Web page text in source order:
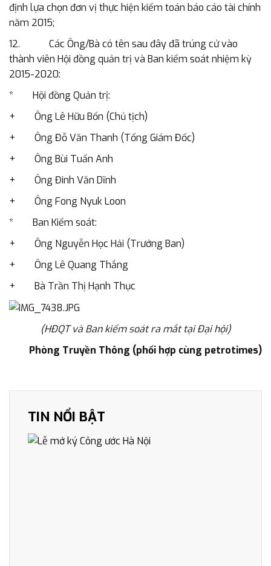
định lựa chọn đơn vị thực hiện kiểm toán báo cáo tài chính
năm 2015;
12. Các Ông/Bà có tên sau đây đã trúng cử vào
thành viên Hội đồng quản trị và Ban kiểm soát nhiệm kỳ
2015-2020:
* Hội đồng Quản trị:
+ Ông Lê Hữu Bốn (Chủ tịch)
+ Ông Đỗ Văn Thanh (Tổng Giám Đốc)
+ Ông Bùi Tuấn Anh
+ Ông Đinh Văn Dĩnh
+ Ông Fong Nyuk Loon
* Ban Kiểm soát:
+ Ông Nguyễn Học Hải (Trưởng Ban)
+ Ông Lê Quang Thắng
+ Bà Trần Thị Hạnh Thục
(HĐQT và Ban kiểm soát ra mắt tại Đại hội)
Phòng Truyền Thông (phối hợp cùng petrotimes)
TIN NỔI BẬT